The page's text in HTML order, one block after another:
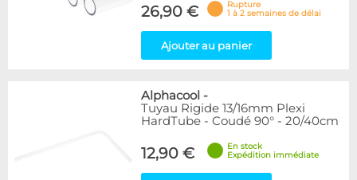
26,90 €
Rupture
1 à 2 semaines de délai
Ajouter au panier
Alphacool -
Tuyau Rigide 13/16mm Plexi
HardTube - Coudé 90° - 20/40cm
12,90 €
En stock
Expédition immédiate